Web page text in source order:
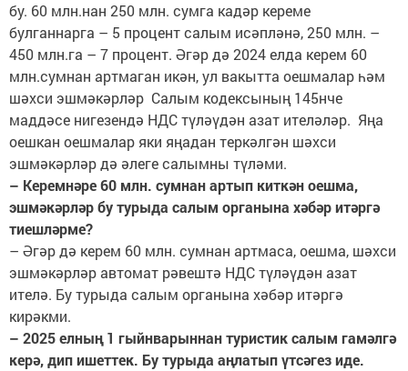
бу. 60 млн.нан 250 млн. сумга кадәр кереме
булганнарга – 5 процент салым исәпләнә, 250 млн. –
450 млн.га – 7 процент. Әгәр дә 2024 елда керем 60
млн.сумнан артмаган икән, ул вакытта оешмалар һәм
шәхси эшмәкәрләр Салым кодексының 145нче
маддәсе нигезендә НДС түләүдән азат ителәләр. Яңа
оешкан оешмалар яки яңадан теркәлгән шәхси
эшмәкәрләр дә әлеге салымны түләми.
– Керемнәре 60 млн. сумнан артып киткән оешма,
эшмәкәрләр бу турыда салым органына хәбәр итәргә
тиешләрме?
– Әгәр дә керем 60 млн. сумнан артмаса, оешма, шәхси
эшмәкәрләр автомат рәвештә НДС түләүдән азат
ителә. Бу турыда салым органына хәбәр итәргә
кирәкми.
– 2025 елның 1 гыйнварыннан туристик салым гамәлгә
керә, дип ишеттек. Бу турыда аңлатып үтсәгез иде.